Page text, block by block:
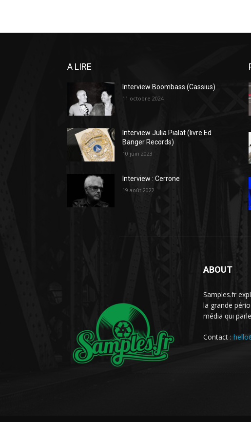
A LIRE
Interview Boombass (Cassius)
11 octobre 2024
Interview Julia Pialat (livre Ed
Banger Records)
10 juin 2023
Interview : Cerrone
19 août 2022
ABOUT
Samples.fr
la grande
média qui
Contact :